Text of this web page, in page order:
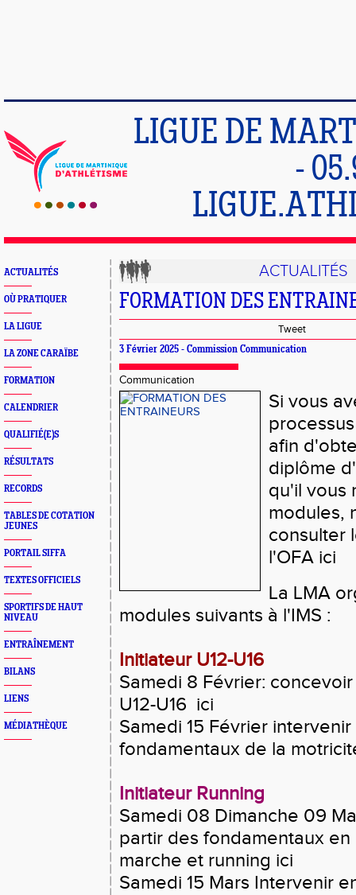
LIGUE DE
-
ACTUALITÉS
OÙ PRATIQUER
LA LIGUE
LA ZONE CARAÏBE
FORMATION
CALENDRIER
QUALIFIÉ(E)S
RÉSULTATS
RECORDS
TABLES DE COTATION
JEUNES
PORTAIL SIFFA
TEXTES OFFICIELS
SPORTIFS DE HAUT
NIVEAU
ENTRAÎNEMENT
BILANS
LIENS
MÉDIATHÈQUE
ACTUALITÉS
FORMATION DES
Tweet
3 Février 2025 - Commission Communication
Communication
Si vous
afin
diplôme
qu'il vous
modules,
consulter
l'OFA ici
La LMA
modules suivants à l'IMS :
Initiateur U12-U16
Samedi 8 Février:
U12-U16 ici
Samedi 15 Février
fondamentaux de la
Initiateur Running
Samedi 08 Dimanche 09
partir des fondamentaux
marche et running ici
Samedi 15 Mars Intervenir